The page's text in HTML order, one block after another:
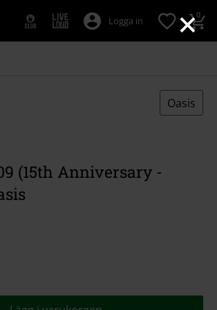
×
Logga in 0
Oasis
(15th Anniversary -